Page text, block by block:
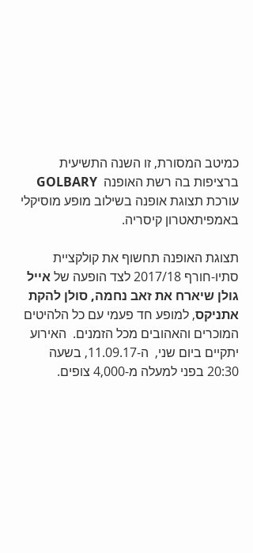
כמיטב המסורת, זו השנה התשיעית
ברציפות בה רשת האופנה GOLBARY
עורכת תצוגת אופנה בשילוב מופע מוסיקלי
באמפיתאטרון קיסריה.
תצוגת האופנה תחשוף את קולקציית
סתיו-חורף 2017/18 לצד הופעה של
אייל
גולן שיארח את זאב נחמה, סולן להקת
אתניקס, למופע חד פעמי עם כל הלהיטים
המוכרים והאהובים מכל הזמנים.  האירוע
יתקיים ביום שני,  ה-11.09.17, בשעה
20:30 בפני למעלה מ-4,000 צופים.